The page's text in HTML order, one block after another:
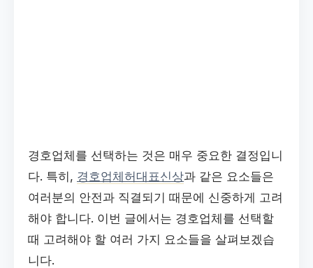
경호업체를 선택하는 것은 매우 중요한 결정입니
다. 특히, 경호업체허대표신상과 같은 요소들은
여러분의 안전과 직결되기 때문에 신중하게 고려
해야 합니다. 이번 글에서는 경호업체를 선택할
때 고려해야 할 여러 가지 요소들을 살펴보겠습
니다.